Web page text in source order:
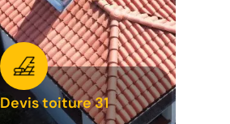
Devis toiture 31